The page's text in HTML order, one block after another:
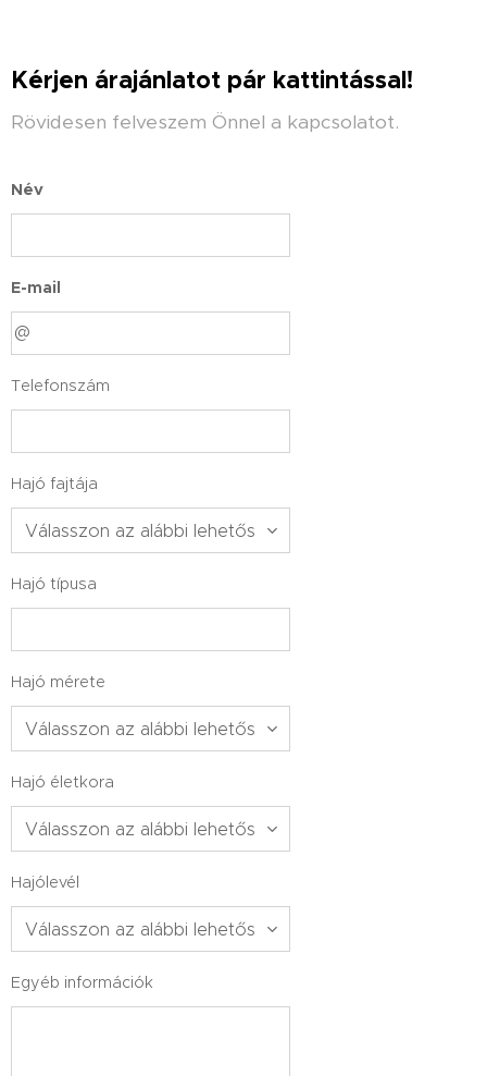
Kérjen árajánlatot pár kattintással!
Rövidesen felveszem Önnel a kapcsolatot.
Név
E-mail
Telefonszám
Hajó fajtája
Hajó típusa
Hajó mérete
Hajó életkora
Hajólevél
Egyéb információk